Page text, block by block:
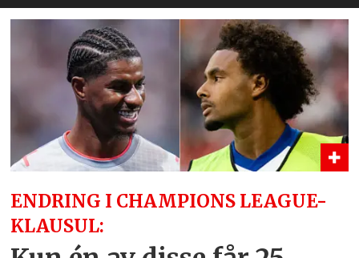
ENDRING I CHAMPIONS LEAGUE-
KLAUSUL: